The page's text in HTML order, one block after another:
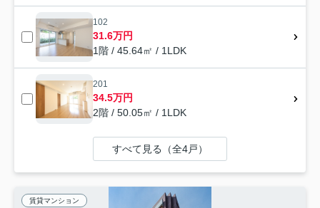
102
31.6万円
1階 / 45.64㎡ / 1LDK
201
34.5万円
2階 / 50.05㎡ / 1LDK
すべて見る（全4戸）
賃貸マンション